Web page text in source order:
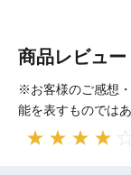
商品レビュー
※お客様のご感想
能を表すものでは